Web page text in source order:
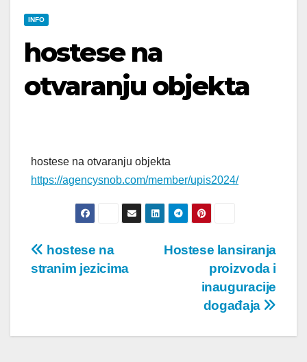
INFO
hostese na
otvaranju objekta
hostese na otvaranju objekta
https://agencysnob.com/member/upis2024/
Post
navigation
Hostese lansiranja
proizvoda i
inauguracije
događaja
hostese na
stranim jezicima